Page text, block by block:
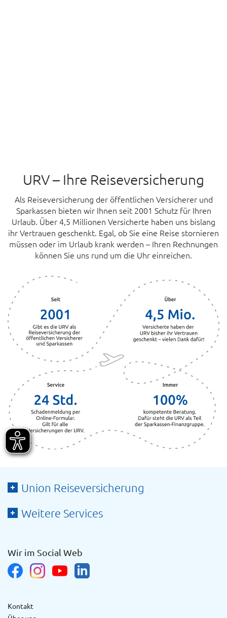
URV – Ihre Reiseversicherung
Als Reiseversicherung der öffentlichen Versicherer und
Sparkassen bieten wir Ihnen seit 2001 Schutz für Ihren
Urlaub. Über 4,5 Millionen Versicherte haben uns bislang
ihr Vertrauen geschenkt. Egal, ob Sie eine Reise stornieren
müssen oder im Urlaub krank werden – Ihren Rechnungen
können Sie uns rund um die Uhr einreichen.
Union Reiseversicherung
Weitere Services
Wir im Social Web
Kontakt